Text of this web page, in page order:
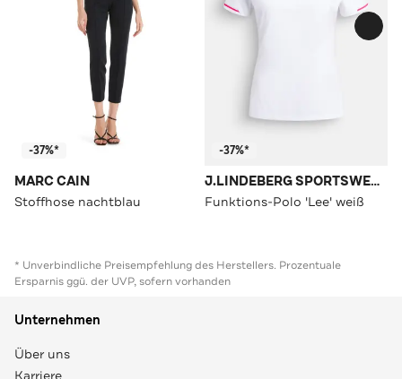
-37%*
MARC CAIN
Stoffhose nachtblau
-37%*
J.LINDEBERG SPORTSWEAR
Funktions-Polo 'Lee' weiß
* Unverbindliche Preisempfehlung des Herstellers. Prozentuale
Ersparnis ggü. der UVP, sofern vorhanden
Unternehmen
Über uns
Karriere